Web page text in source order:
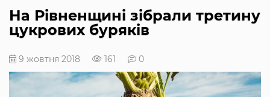
На Рівненщині зібрали третину
цукрових буряків
9 жовтня 2018 161 0